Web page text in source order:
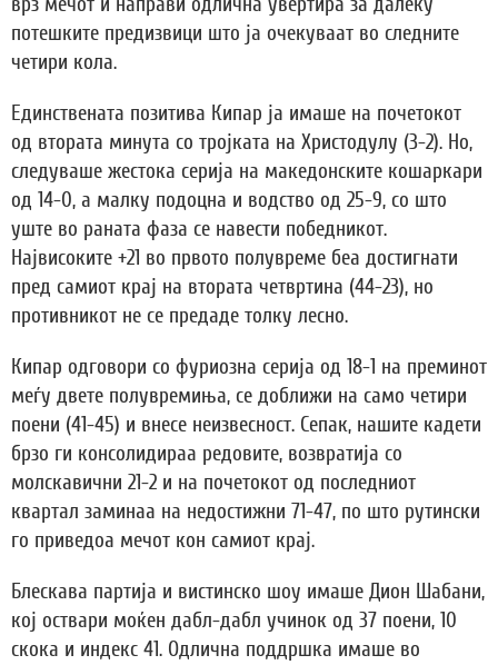
потешките предизвици што ја очекуваат во следните
четири кола.
Единствената позитива Кипар ја имаше на почетокот
од втората минута со тројката на Христодулу (3-2). Но,
следуваше жестока серија на македонските кошаркари
од 14-0, а малку подоцна и водство од 25-9, со што
уште во раната фаза се навести победникот.
Највисоките +21 во првото полувреме беа достигнати
пред самиот крај на втората четвртина (44-23), но
противникот не се предаде толку лесно.
Кипар одговори со фуриозна серија од 18-1 на преминот
меѓу двете полувремиња, се доближи на само четири
поени (41-45) и внесе неизвесност. Сепак, нашите кадети
брзо ги консолидираа редовите, возвратија со
молскавични 21-2 и на почетокот од последниот
квартал заминаа на недостижни 71-47, по што рутински
го приведоа мечот кон самиот крај.
Блескава партија и вистинско шоу имаше Дион Шабани,
кој оствари моќен дабл-дабл учинок од 37 поени, 10
скока и индекс 41. Одлична поддршка имаше во